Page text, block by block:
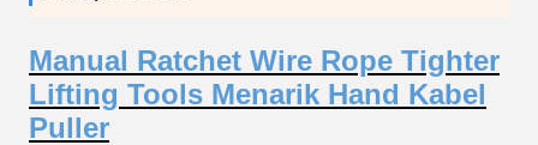
Manual Ratchet Wire Rope Tighter
Lifting Tools Menarik Hand Kabel
Puller